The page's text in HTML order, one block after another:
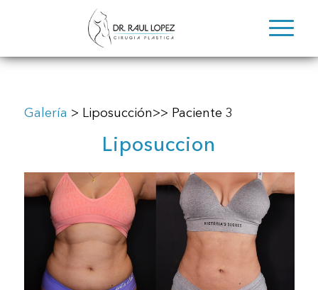
Galería > Liposucción>> Paciente 3
Liposuccion